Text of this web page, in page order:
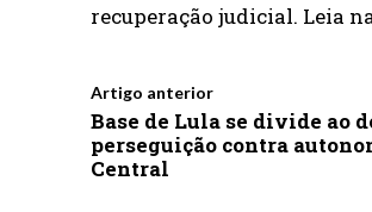
recuperação judicial. Leia
Artigo anterior
Base de Lula se divide ao
perseguição contra
Central